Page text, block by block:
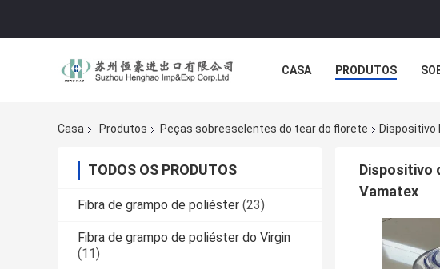
CASA PRODUTOS
Casa Produtos Peças sobresselentes do tear do florete Dispositivo
TODOS OS PRODUTOS
Fibra de grampo de poliéster (23)
Fibra de grampo de poliéster do Virgin
(11)
Dispositivo
Vamatex